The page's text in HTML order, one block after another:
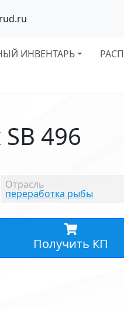
ИНВЕНТАРЬ
496
Отрасль
переработка рыбы
Получить КП